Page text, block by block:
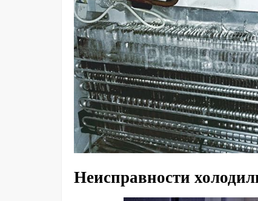
Неисправности